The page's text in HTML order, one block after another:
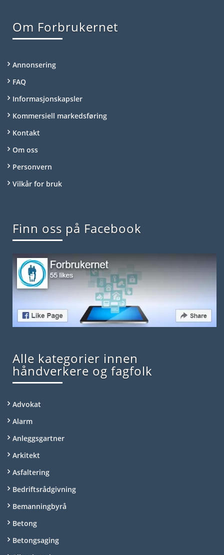
Om Forbrukernet
Annonsering
FAQ
Informasjonskapsler
Kommersiell markedsføring
Kontakt
Om oss
Personvern
Vilkår for bruk
Finn oss på Facebook
Alle kategorier innen
håndverkere og fagfolk
Advokat
Alarm
Anleggsgartner
Arkitekt
Asfaltering
Bedriftsrådgivning
Bemanningbyrå
Betong
Betongsaging